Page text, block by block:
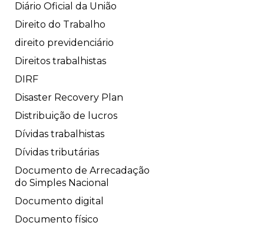
Diário Oficial da União
Direito do Trabalho
direito previdenciário
Direitos trabalhistas
DIRF
Disaster Recovery Plan
Distribuição de lucros
Dívidas trabalhistas
Dívidas tributárias
Documento de Arrecadação
do Simples Nacional
Documento digital
Documento físico